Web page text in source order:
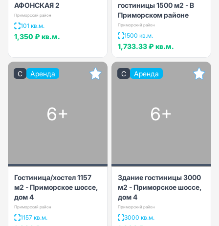
АФОНСКАЯ 2
Приморский район
101 кв.м.
1,350 ₽ кв.м.
гостиницы 1500 м2 - В
Приморском районе
Приморский район
1500 кв.м.
1,733.33 ₽ кв.м.
C Аренда
6+
Гостиница/хостел 1157
м2 - Приморское шоссе,
дом 4
Приморский район
1157 кв.м.
C Аренда
6+
Здание гостиницы 3000
м2 - Приморское шоссе,
дом 4
Приморский район
3000 кв.м.